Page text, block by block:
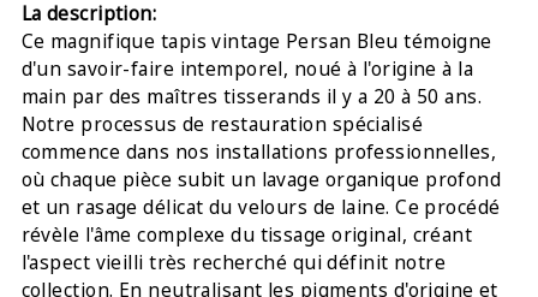
La description:
Ce magnifique tapis vintage Persan Bleu témoigne
d'un savoir-faire intemporel, noué à l'origine à la
main par des maîtres tisserands il y a 20 à 50 ans.
Notre processus de restauration spécialisé
commence dans nos installations professionnelles,
où chaque pièce subit un lavage organique profond
et un rasage délicat du velours de laine. Ce procédé
révèle l'âme complexe du tissage original, créant
l'aspect vieilli très recherché qui définit notre
collection. En neutralisant les pigments d'origine et